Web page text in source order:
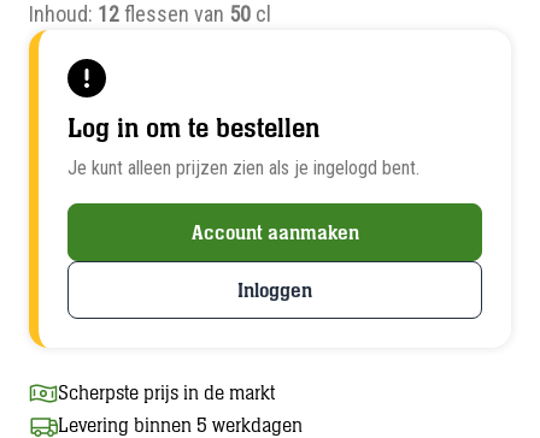
Inhoud: 12flessen van 50 cl
Log in om te bestellen
Je kunt alleen prijzen zien als je ingelogd bent.
Account aanmaken
Inloggen
Scherpste prijs in de markt
Levering binnen 5 werkdagen